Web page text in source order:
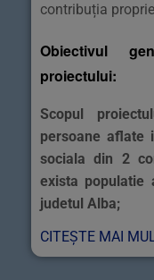
contribuția
Obiectivul
proiectului:
Scopul
persoane aflate
sociala din 2
exista populatie
judetul Alba;
CITEȘTE MAI